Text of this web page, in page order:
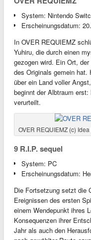
System: Nintendo
Erscheinungsdatum:
In OVER REQUIEMZ
Yuhiru, die durch einen
gezogen wird. Ein Ort,
des Originals gemein hat.
über ein Land voller
beginnt der Albtraum
verurteilt.
OVER REQUIEMZ (c)
9 R.I.P. sequel
System: PC
Erscheinungsdatum:
Die Fortsetzung setzt die
Ereignissen des ersten
einem Wendepunkt ihres
Konsequenzen ihrer
Jahr als auch den